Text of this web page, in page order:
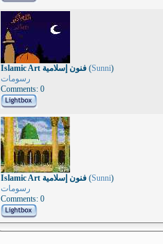
Islamic Art فنون إسلامية (Sunni)
رسومات
Comments: 0
Islamic Art فنون إسلامية (Sunni)
رسومات
Comments: 0